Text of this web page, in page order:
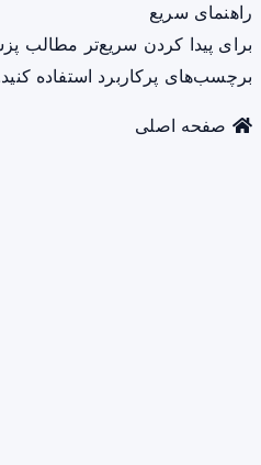
راهنمای سریع
برای پیدا کردن سریع‌تر مطالب
برچسب‌های پرکاربرد استفاده
صفحه اصلی